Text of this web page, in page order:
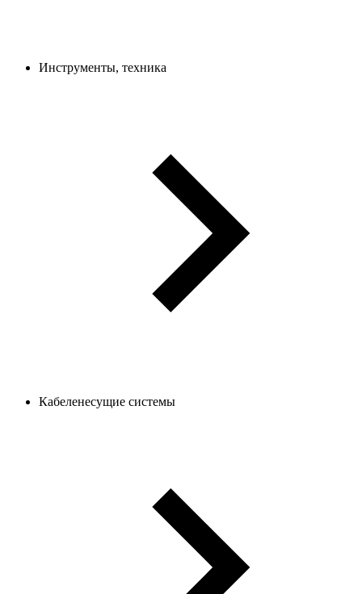
Инструменты, техника
Кабеленесущие системы